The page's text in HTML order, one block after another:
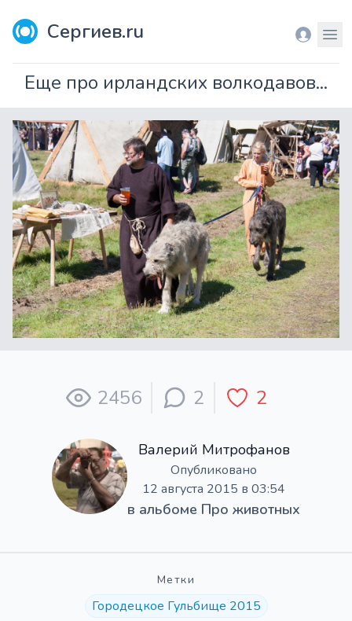
Сергиев.ru Вход
Еще про ирландских волкодавов...
2456 2 2
Валерий Митрофанов
Опубликовано
12 августа 2015 в 03:54
в альбоме Про животных
Метки
Городецкое Гульбище 2015